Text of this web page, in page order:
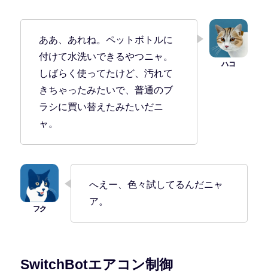
ああ、あれね。ペットボトルに
付けて水洗いできるやつニャ。
しばらく使ってたけど、汚れて
きちゃったみたいで、普通のブ
ラシに買い替えたみたいだニ
ャ。
へえー、色々試してるんだニャ
ア。
SwitchBotエアコン制御